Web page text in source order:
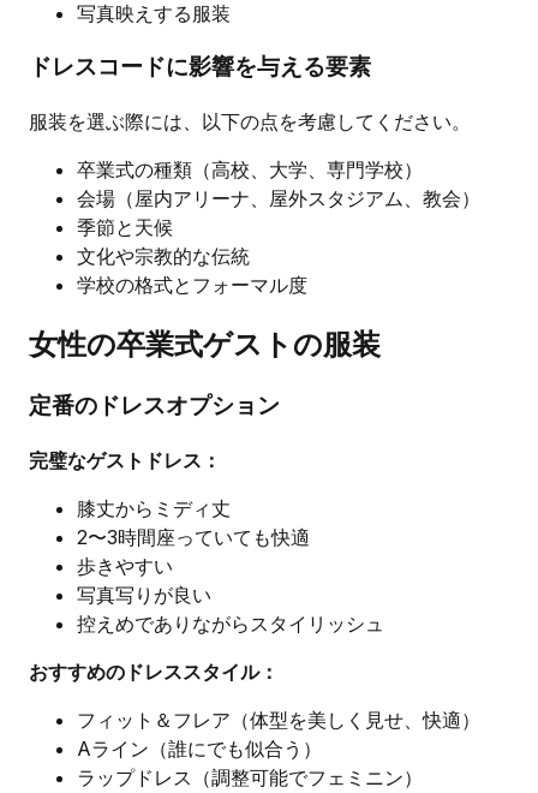
写真映えする服装
ドレスコードに影響を与える要素
服装を選ぶ際には、以下の点を考慮してください。
卒業式の種類（高校、大学、専門学校）
会場（屋内アリーナ、屋外スタジアム、教会）
季節と天候
文化や宗教的な伝統
学校の格式とフォーマル度
女性の卒業式ゲストの服装
定番のドレスオプション
完璧なゲストドレス：
膝丈からミディ丈
2〜3時間座っていても快適
歩きやすい
写真写りが良い
控えめでありながらスタイリッシュ
おすすめのドレススタイル：
フィット＆フレア（体型を美しく見せ、快適）
Aライン（誰にでも似合う）
ラップドレス（調整可能でフェミニン）